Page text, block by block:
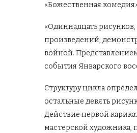
«Божественная
«Одиннадцать
произведений,
войной.
события Январского
Структуру цикла
остальные девять
Действие первой
мастерской художника,